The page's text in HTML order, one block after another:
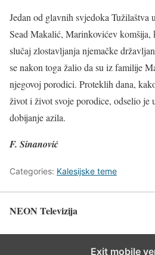
Jedan od glavnih svjedoka Tužilaštva
Sead Makalić, Marinkovićev
slučaj zlostavljanja njemačke
se nakon toga žalio da su iz familije
njegovoj porodici. Proteklih dana,
život i život svoje porodice, odselio je
dobijanje azila.
F. Sinanović
Categories: Kalesijske teme
NEON Televizija
Exit mobile